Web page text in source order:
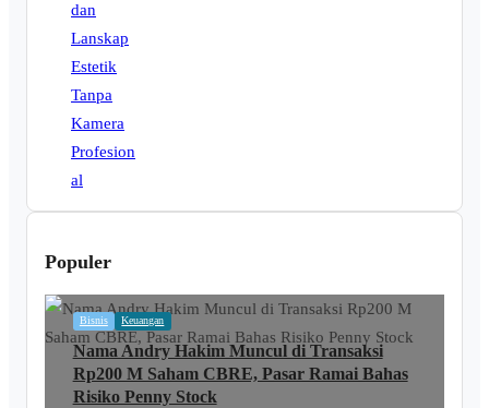
Populer
Bisnis Keuangan
Nama Andry Hakim Muncul di Transaksi
Rp200 M Saham CBRE, Pasar Ramai Bahas
Risiko Penny Stock